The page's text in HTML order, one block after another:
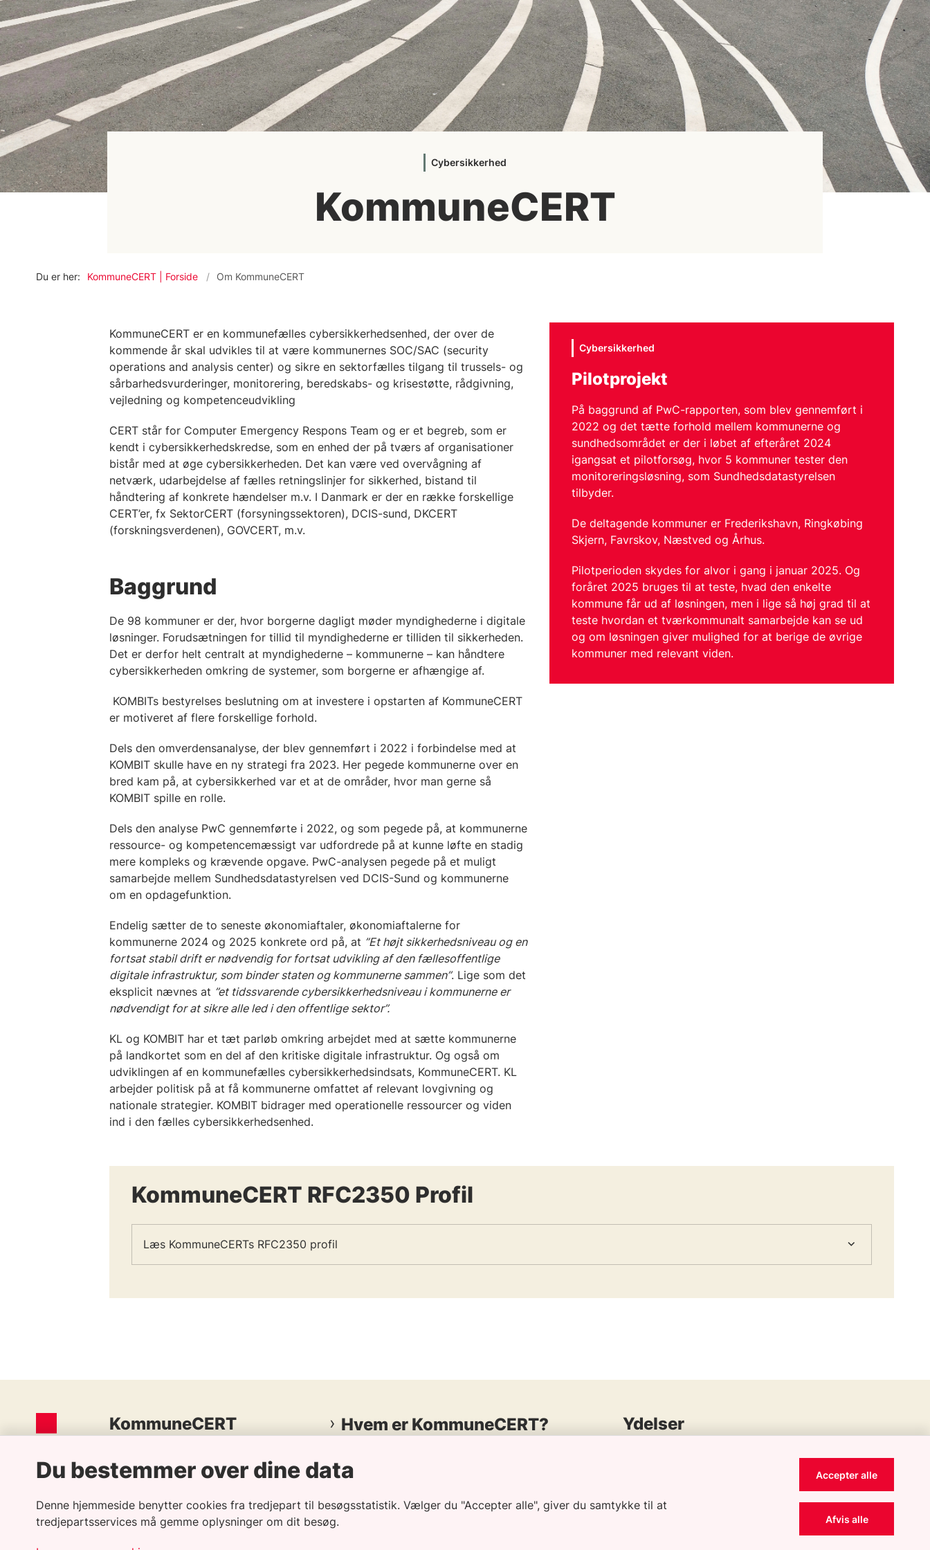
Cybersikkerhed
KommuneCERT
Du er her: KommuneCERT | Forside Om KommuneCERT
KommuneCERT er en kommunefælles cybersikkerhedsenhed, der over de
kommende år skal udvikles til at være kommunernes SOC/SAC (security
operations and analysis center) og sikre en sektorfælles tilgang til trussels- og
sårbarhedsvurderinger, monitorering, beredskabs- og krisestøtte, rådgivning,
vejledning og kompetenceudvikling
CERT står for Computer Emergency Respons Team og er et begreb, som er
kendt i cybersikkerhedskredse, som en enhed der på tværs af organisationer
bistår med at øge cybersikkerheden. Det kan være ved overvågning af
netværk, udarbejdelse af fælles retningslinjer for sikkerhed, bistand til
håndtering af konkrete hændelser m.v. I Danmark er der en række forskellige
CERT’er, fx SektorCERT (forsyningssektoren), DCIS-sund, DKCERT
(forskningsverdenen), GOVCERT, m.v.
Baggrund
De 98 kommuner er der, hvor borgerne dagligt møder myndighederne i digitale
løsninger. Forudsætningen for tillid til myndighederne er tilliden til sikkerheden.
Det er derfor helt centralt at myndighederne – kommunerne – kan håndtere
cybersikkerheden omkring de systemer, som borgerne er afhængige af.
KOMBITs bestyrelses beslutning om at investere i opstarten af KommuneCERT
er motiveret af flere forskellige forhold.
Dels den omverdensanalyse, der blev gennemført i 2022 i forbindelse med at
KOMBIT skulle have en ny strategi fra 2023. Her pegede kommunerne over en
bred kam på, at cybersikkerhed var et at de områder, hvor man gerne så
KOMBIT spille en rolle.
Dels den analyse PwC gennemførte i 2022, og som pegede på, at kommunerne
ressource- og kompetencemæssigt var udfordrede på at kunne løfte en stadig
mere kompleks og krævende opgave. PwC-analysen pegede på et muligt
samarbejde mellem Sundhedsdatastyrelsen ved DCIS-Sund og kommunerne
om en opdagefunktion.
Endelig sætter de to seneste økonomiaftaler, økonomiaftalerne for
kommunerne 2024 og 2025 konkrete ord på, at ”Et højt sikkerhedsniveau og en
fortsat stabil drift er nødvendig for fortsat udvikling af den fællesoffentlige
digitale infrastruktur, som binder staten og kommunerne sammen”. Lige som det
eksplicit nævnes at ”et tidssvarende cybersikkerhedsniveau i kommunerne er
nødvendigt for at sikre alle led i den offentlige sektor”.
KL og KOMBIT har et tæt parløb omkring arbejdet med at sætte kommunerne
på landkortet som en del af den kritiske digitale infrastruktur. Og også om
udviklingen af en kommunefælles cybersikkerhedsindsats, KommuneCERT. KL
arbejder politisk på at få kommunerne omfattet af relevant lovgivning og
nationale strategier. KOMBIT bidrager med operationelle ressourcer og viden
ind i den fælles cybersikkerhedsenhed.
Cybersikkerhed
Pilotprojekt
På baggrund af PwC-rapporten, som blev gennemført i
2022 og det tætte forhold mellem kommunerne og
sundhedsområdet er der i løbet af efteråret 2024
igangsat et pilotforsøg, hvor 5 kommuner tester den
monitoreringsløsning, som Sundhedsdatastyrelsen
tilbyder.
De deltagende kommuner er Frederikshavn, Ringkøbing
Skjern, Favrskov, Næstved og Århus.
Pilotperioden skydes for alvor i gang i januar 2025. Og
foråret 2025 bruges til at teste, hvad den enkelte
kommune får ud af løsningen, men i lige så høj grad til at
teste hvordan et tværkommunalt samarbejde kan se ud
og om løsningen giver mulighed for at berige de øvrige
kommuner med relevant viden.
KommuneCERT RFC2350 Profil
Læs KommuneCERTs RFC2350 profil
KommuneCERT
2300 København S
kommuneCERT@kombit.dk
Hvem er KommuneCERT?
cybersikkerhedsenhed
forhold til viden om cybertrusler og sårbarheder i
den kommunale it-portefølje, der er relevant for
Ydelser
Gennemgang af sikkerhedsfeatures i E3/E5
Du bestemmer over dine data
Denne hjemmeside benytter cookies fra tredjepart til besøgsstatistik. Vælger du "Accepter alle", giver du samtykke til at
tredjepartsservices må gemme oplysninger om dit besøg.
Accepter alle
Afvis alle